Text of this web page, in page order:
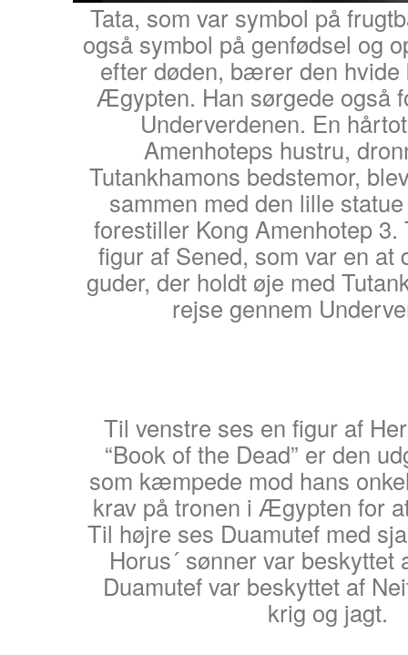
Tata, som var symbol på
også symbol på genfødsel og
efter døden, bærer den
Ægypten. Han sørgede også
Underverdenen. En
Amenhoteps hustru,
Tutankhamons bedstemor,
sammen med den lille
forestiller Kong Amenhotep
figur af Sened, som var en at
guder, der holdt øje med
rejse gennem
Til venstre ses en figur af
“Book of the Dead” er den
som kæmpede mod hans
krav på tronen i Ægypten for
Til højre ses Duamutef med
Horus´ sønner var beskyttet
Duamutef var beskyttet af
krig og jagt.